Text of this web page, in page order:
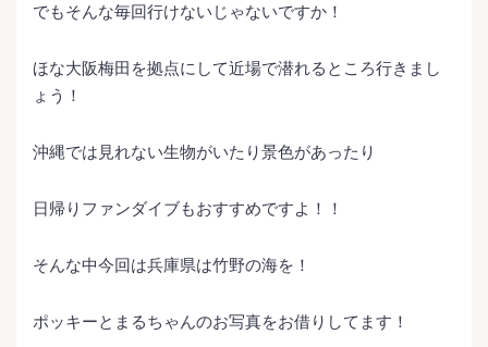
でもそんな毎回行けないじゃないですか！
ほな大阪梅田を拠点にして近場で潜れるところ行きまし
ょう！
沖縄では見れない生物がいたり景色があったり
日帰りファンダイブもおすすめですよ！！
そんな中今回は兵庫県は竹野の海を！
ポッキーとまるちゃんのお写真をお借りしてます！